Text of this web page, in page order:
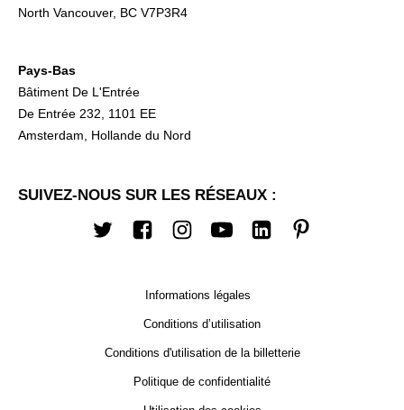
North Vancouver, BC V7P3R4
Pays-Bas
Bâtiment De L'Entrée
De Entrée 232, 1101 EE
Amsterdam, Hollande du Nord
SUIVEZ-NOUS SUR LES RÉSEAUX :
TwitterFacebookInstagram
YoutubeLinkedIn
Informations légales
Conditions d’utilisation
Conditions d'utilisation de la billetterie
Politique de confidentialité